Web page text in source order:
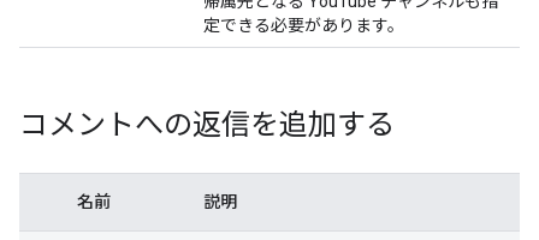
定できる必要があります。
コメントへの返信を追加する
名前 説明